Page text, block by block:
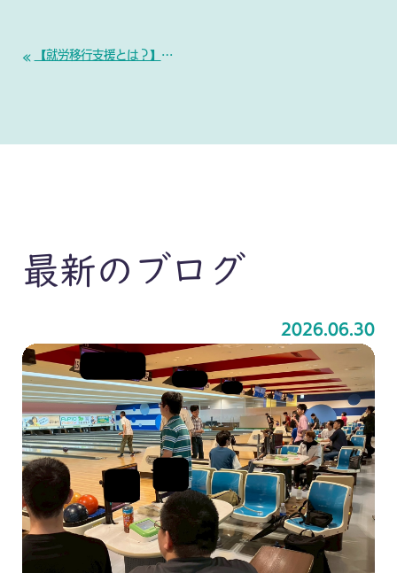
« 【就労移行支援とは？】 ミークスが大切にしている「就職につながる支援」の考え方
最新のブログ
2026.06.30